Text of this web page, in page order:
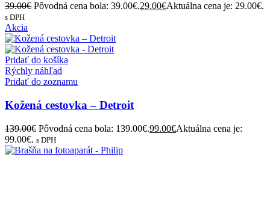
39.00€ Pôvodná cena bola: 39.00€.29.00€Aktuálna cena je: 29.00€.
s DPH
Akcia
Pridať do košíka
Rýchly náhľad
Pridať do zoznamu
Kožená cestovka – Detroit
139.00€ Pôvodná cena bola: 139.00€.99.00€Aktuálna cena je:
99.00€. s DPH